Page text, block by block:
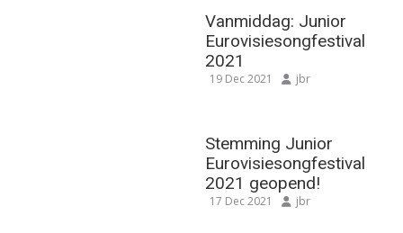
Vanmiddag: Junior
Eurovisiesongfestival
2021
19 Dec 2021 jbr
Stemming Junior
Eurovisiesongfestival
2021 geopend!
17 Dec 2021 jbr